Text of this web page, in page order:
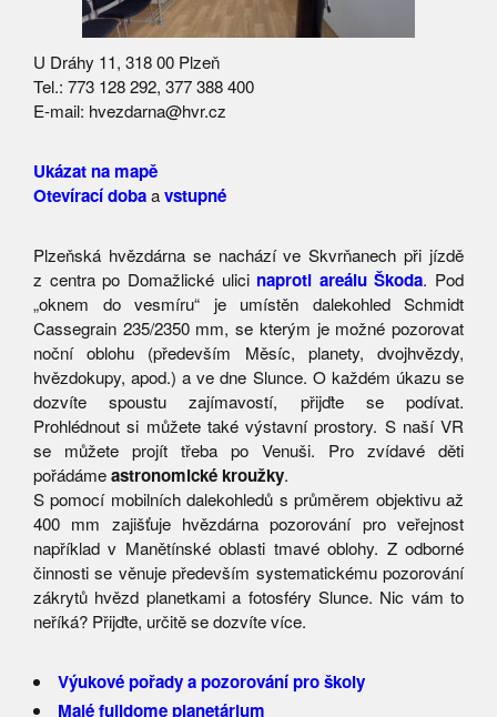
U Dráhy 11, 318 00 Plzeň
Tel.: 773 128 292, 377 388 400
E-mail: hvezdarna@hvr.cz
Ukázat na mapě
Otevírací dobaavstupné
Plzeňská hvězdárna se nachází ve Skvrňanech při jízdě
z centra po Domažlické ulici naproti areálu Škoda. Pod
„oknem do vesmíru“ je umístěn dalekohled Schmidt
Cassegrain 235/2350 mm, se kterým je možné pozorovat
noční oblohu (především Měsíc, planety, dvojhvězdy,
hvězdokupy, apod.) a ve dne Slunce. O každém úkazu se
dozvíte spoustu zajímavostí, přijďte se podívat.
Prohlédnout si můžete také výstavní prostory. S naší VR
se můžete projít třeba po Venuši. Pro zvídavé děti
pořádámeastronomické kroužky.
S pomocí mobilních dalekohledů s průměrem objektivu až
400 mm zajišťuje hvězdárna pozorování pro veřejnost
například v Manětínské oblasti tmavé oblohy. Z odborné
činnosti se věnuje především systematickému pozorování
zákrytů hvězd planetkami a fotosféry Slunce. Nic vám to
neříká? Přijďte, určitě se dozvíte více.
Výukové pořady a pozorování pro školy
Malé fulldome planetárium